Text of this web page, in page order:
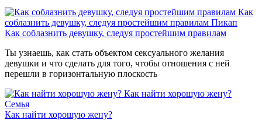
Как
соблазнить девушку, следуя простейшим правилам Пикап
Как соблазнить девушку, следуя простейшим правилам
Ты узнаешь, как стать объектом сексуального желания
девушки и что сделать для того, чтобы отношения с ней
перешли в горизонтальную плоскость
Как найти хорошую жену?
Семья
Как найти хорошую жену?